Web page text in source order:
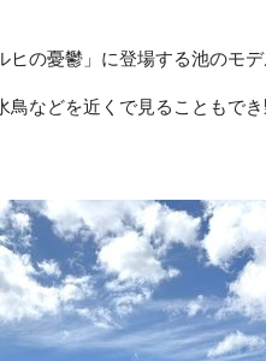
の憂鬱」に登場する池のモ
などを近くで見ることもでき